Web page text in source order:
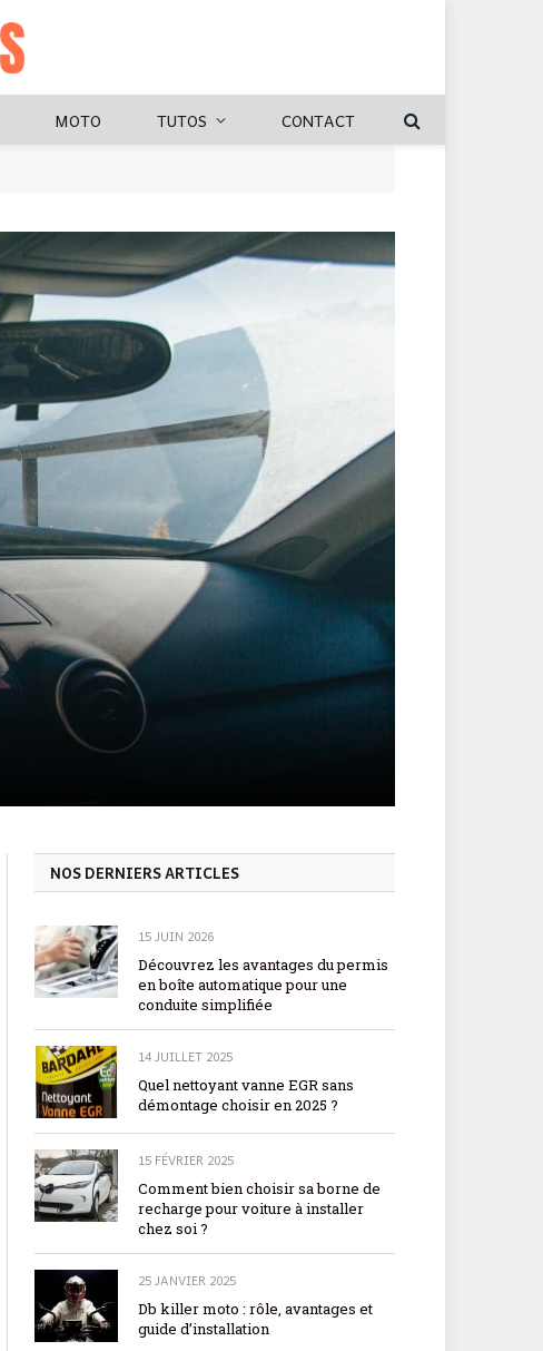
MOTO TUTOS CONTACT
NOS DERNIERS ARTICLES
15 JUIN 2026
Découvrez les avantages du permis
en boîte automatique pour une
conduite simplifiée
14 JUILLET 2025
Quel nettoyant vanne EGR sans
démontage choisir en 2025 ?
15 FÉVRIER 2025
Comment bien choisir sa borne de
recharge pour voiture à installer
chez soi ?
25 JANVIER 2025
Db killer moto : rôle, avantages et
guide d’installation